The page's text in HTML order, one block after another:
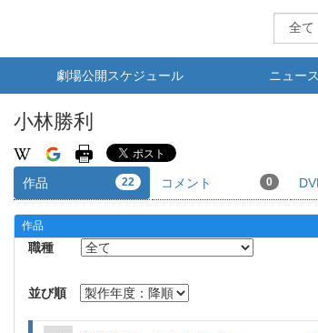
劇場公開スケジュール ニュース
小林勝利
作品 22 コメント 0
作品
職種
並び順